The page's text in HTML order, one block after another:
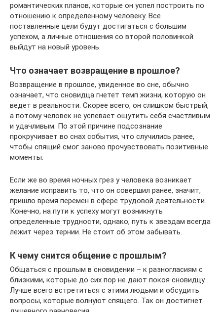
романтических планов, которые он успел построить по
отношению к определенному человеку. Все
поставленные цели будут достигаться с большим
успехом, а личные отношения со второй половинкой
выйдут на новый уровень.
Что означает возвращение в прошлое?
Возвращение в прошлое, увиденное во сне, обычно
означает, что сновидца гнетет темп жизни, которую он
ведет в реальности. Скорее всего, он слишком быстрый,
а потому человек не успевает ощутить себя счастливым
и удачливым. По этой причине подсознание
прокручивает во снах события, что случились ранее,
чтобы спящий смог заново прочувствовать позитивные
моменты.
Если же во время ночных грез у человека возникает
желание исправить то, что он совершил ранее, значит,
пришло время перемен в сфере трудовой деятельности.
Конечно, на пути к успеху могут возникнуть
определенные трудности, однако, путь к звездам всегда
лежит через тернии. Не стоит об этом забывать.
К чему снится общение с прошлым?
Общаться с прошлым в сновидении – к разногласиям с
близкими, которые до сих пор не дают покоя сновидцу.
Лучше всего встретиться с этими людьми и обсудить
вопросы, которые волнуют спящего. Так он достигнет